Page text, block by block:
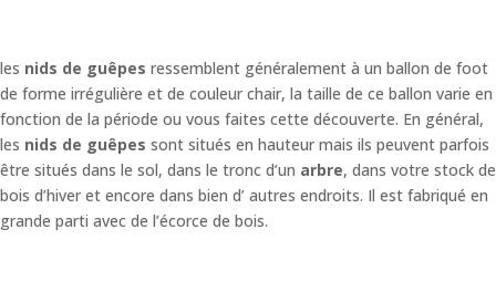
les nids de guêpes ressemblent généralement à un ballon de foot
de forme irrégulière et de couleur chair, la taille de ce ballon varie en
fonction de la période ou vous faites cette découverte. En général,
les nids de guêpes sont situés en hauteur mais ils peuvent parfois
être situés dans le sol, dans le tronc d’un arbre, dans votre stock de
bois d’hiver et encore dans bien d’ autres endroits. Il est fabriqué en
grande parti avec de l’écorce de bois.